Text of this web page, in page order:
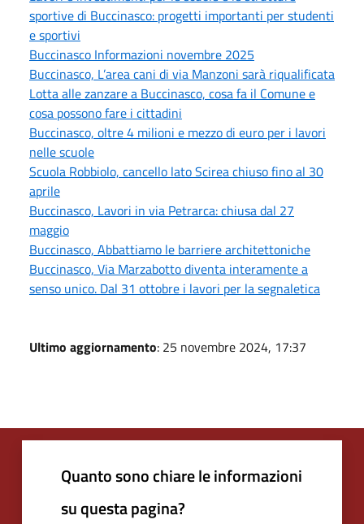
sportive di Buccinasco: progetti importanti per studenti
e sportivi
Buccinasco Informazioni novembre 2025
Buccinasco, L’area cani di via Manzoni sarà riqualificata
Lotta alle zanzare a Buccinasco, cosa fa il Comune e
cosa possono fare i cittadini
Buccinasco, oltre 4 milioni e mezzo di euro per i lavori
nelle scuole
Scuola Robbiolo, cancello lato Scirea chiuso fino al 30
aprile
Buccinasco, Lavori in via Petrarca: chiusa dal 27
maggio
Buccinasco, Abbattiamo le barriere architettoniche
Buccinasco, Via Marzabotto diventa interamente a
senso unico. Dal 31 ottobre i lavori per la segnaletica
Ultimo aggiornamento: 25 novembre 2024, 17:37
Quanto sono chiare le informazioni
su questa pagina?